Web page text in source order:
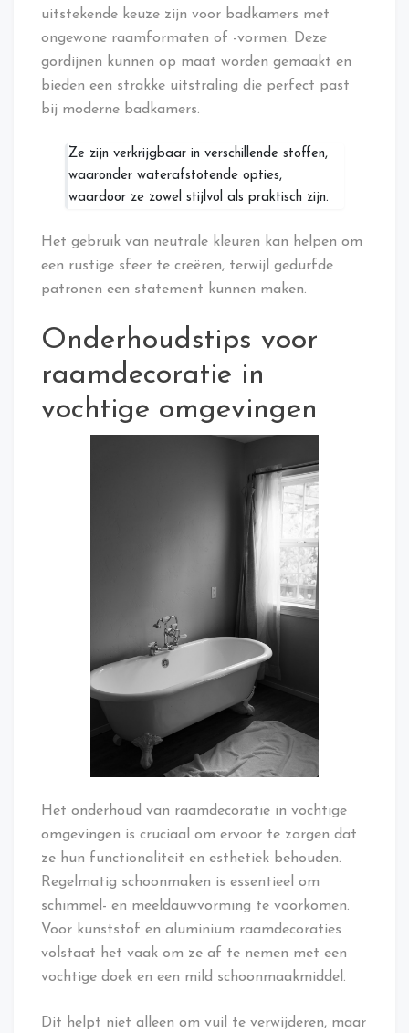
uitstekende keuze zijn voor badkamers met
ongewone raamformaten of -vormen. Deze
gordijnen kunnen op maat worden gemaakt en
bieden een strakke uitstraling die perfect past
bij moderne badkamers.
Ze zijn verkrijgbaar in verschillende stoffen,
waaronder waterafstotende opties,
waardoor ze zowel stijlvol als praktisch zijn.
Het gebruik van neutrale kleuren kan helpen om
een rustige sfeer te creëren, terwijl gedurfde
patronen een statement kunnen maken.
Onderhoudstips voor
raamdecoratie in
vochtige omgevingen
Het onderhoud van raamdecoratie in vochtige
omgevingen is cruciaal om ervoor te zorgen dat
ze hun functionaliteit en esthetiek behouden.
Regelmatig schoonmaken is essentieel om
schimmel- en meeldauwvorming te voorkomen.
Voor kunststof en aluminium raamdecoraties
volstaat het vaak om ze af te nemen met een
vochtige doek en een mild schoonmaakmiddel.
Dit helpt niet alleen om vuil te verwijderen, maar